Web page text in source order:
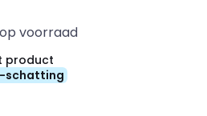
voorraad
product
schatting